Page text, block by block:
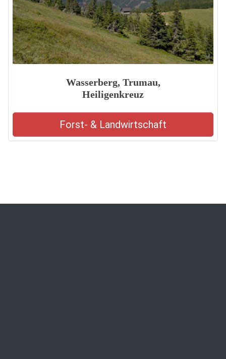
Wasserberg, Trumau,
Heiligenkreuz
Forst- & Landwirtschaft